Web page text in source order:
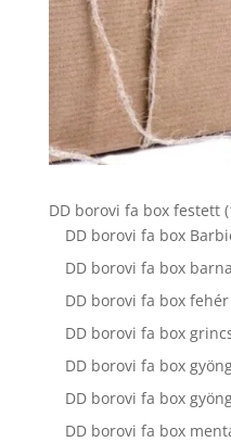
DD borovi fa box festett
DD borovi fa box
DD borovi fa box barna
DD borovi fa box fehér
DD borovi fa box
DD borovi fa box
DD borovi fa box
DD borovi fa box